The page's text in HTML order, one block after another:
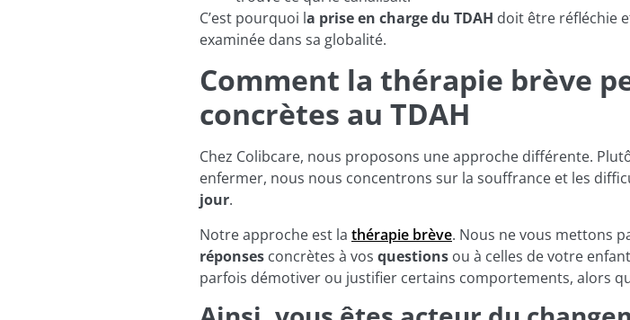
C’est pourquoi la prise en charge du TDAH doit être réfléchie
examinée dans sa globalité.
Comment la thérapie brève
concrètes au TDAH
Chez Colibcare, nous proposons une approche différente.
enfermer, nous nous concentrons sur la souffrance et les
jour.
Notre approche est la thérapie brève. Nous ne vous mettons
réponses concrètes à vos questions ou à celles de votre
parfois démotiver ou justifier certains comportements, alors